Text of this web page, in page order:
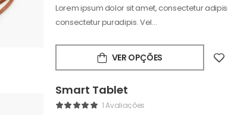
Lorem ipsum dolor sit amet, consectetur
consectetur puradipis. Vel…
VER OPÇÕES
Smart Tablet
1 Avaliações